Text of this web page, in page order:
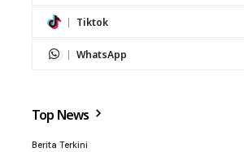
Tiktok
WhatsApp
Top News
Berita Terkini